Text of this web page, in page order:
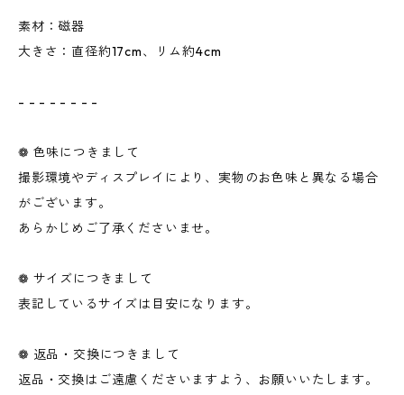
素材：磁器
大きさ：直径約17cm、リム約4cm
- - - - - - - -
❁ 色味につきまして
撮影環境やディスプレイにより、実物のお色味と異なる場合
がございます。
あらかじめご了承くださいませ。
❁ サイズにつきまして
表記しているサイズは目安になります。
❁ 返品・交換につきまして
返品・交換はご遠慮くださいますよう、お願いいたします。